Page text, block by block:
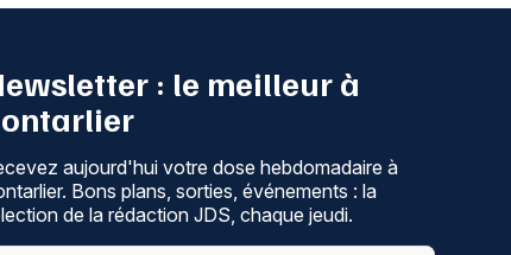
: le meilleur à
aujourd'hui votre dose hebdomadaire à
Bons plans, sorties, événements : la
de la rédaction JDS, chaque jeudi.